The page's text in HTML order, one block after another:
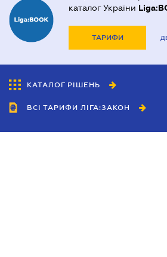
каталог України
ТАРИФИ
КАТАЛОГ РІШЕНЬ
ВСІ ТАРИФИ ЛІГА:ЗАКОН